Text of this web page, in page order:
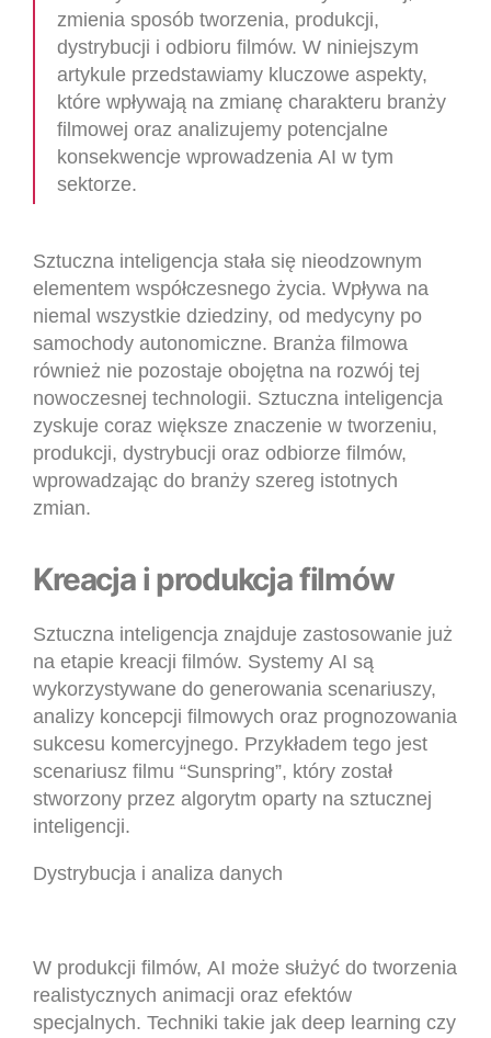
zmienia sposób tworzenia, produkcji,
dystrybucji i odbioru filmów. W niniejszym
artykule przedstawiamy kluczowe aspekty,
które wpływają na zmianę charakteru branży
filmowej oraz analizujemy potencjalne
konsekwencje wprowadzenia AI w tym
sektorze.
Sztuczna inteligencja stała się nieodzownym
elementem współczesnego życia. Wpływa na
niemal wszystkie dziedziny, od medycyny po
samochody autonomiczne. Branża filmowa
również nie pozostaje obojętna na rozwój tej
nowoczesnej technologii. Sztuczna inteligencja
zyskuje coraz większe znaczenie w tworzeniu,
produkcji, dystrybucji oraz odbiorze filmów,
wprowadzając do branży szereg istotnych
zmian.
Kreacja i produkcja filmów
Sztuczna inteligencja znajduje zastosowanie już
na etapie kreacji filmów. Systemy AI są
wykorzystywane do generowania scenariuszy,
analizy koncepcji filmowych oraz prognozowania
sukcesu komercyjnego. Przykładem tego jest
scenariusz filmu “Sunspring”, który został
stworzony przez algorytm oparty na sztucznej
inteligencji.
Dystrybucja i analiza danych
W produkcji filmów, AI może służyć do tworzenia
realistycznych animacji oraz efektów
specjalnych. Techniki takie jak deep learning czy